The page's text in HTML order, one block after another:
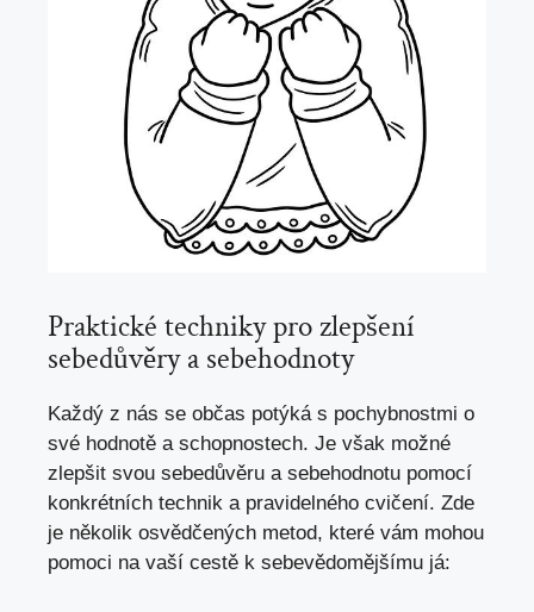
Praktické techniky pro zlepšení
sebedůvěry a sebehodnoty
Každý z nás se občas potýká s pochybnostmi o
své hodnotě a schopnostech. Je však možné
zlepšit svou sebedůvěru a sebehodnotu pomocí
konkrétních technik a pravidelného cvičení. Zde
je několik osvědčených metod, které vám mohou
pomoci na vaší cestě k sebevědomějšímu já: